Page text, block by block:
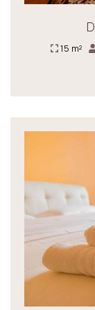
15 m²